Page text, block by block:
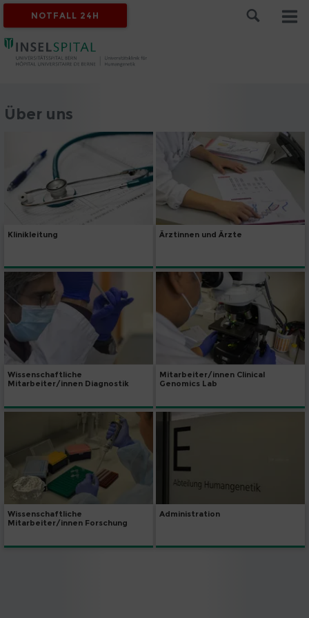
NOTFALL 24H
Über uns
Klinikleitung Ärztinnen und Ärzte
Wissenschaftliche
Mitarbeiter/innen Diagnostik
Mitarbeiter/innen Clinical
Genomics Lab
Wissenschaftliche
Mitarbeiter/innen Forschung
Administration